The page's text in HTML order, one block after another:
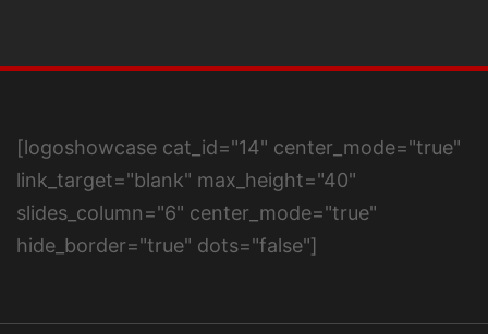
[logoshowcase cat_id="14" center_mode="true"
link_target="blank" max_height="40"
slides_column="6" center_mode="true"
hide_border="true" dots="false"]